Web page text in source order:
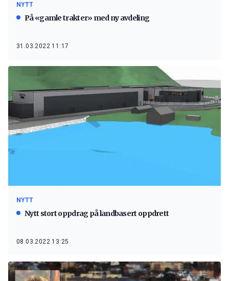
NYTT
På «gamle trakter» med ny avdeling
31.03.2022 11:17
NYTT
Nytt stort oppdrag på landbasert oppdrett
08.03.2022 13:25